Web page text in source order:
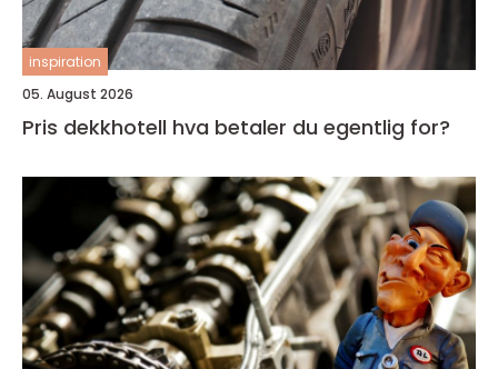
inspiration
05. August 2026
Pris dekkhotell hva betaler du egentlig for?